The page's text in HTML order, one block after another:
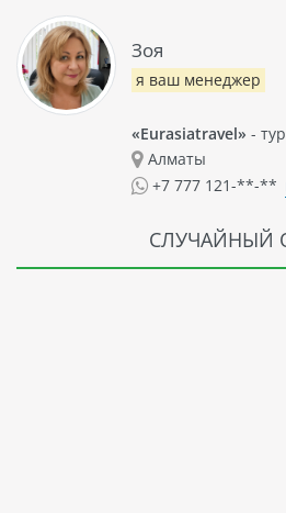
Зоя
я ваш менеджер
«Eurasiatravel» -
Алматы
+7 777 121-**-**
СЛУЧАЙНЫЙ